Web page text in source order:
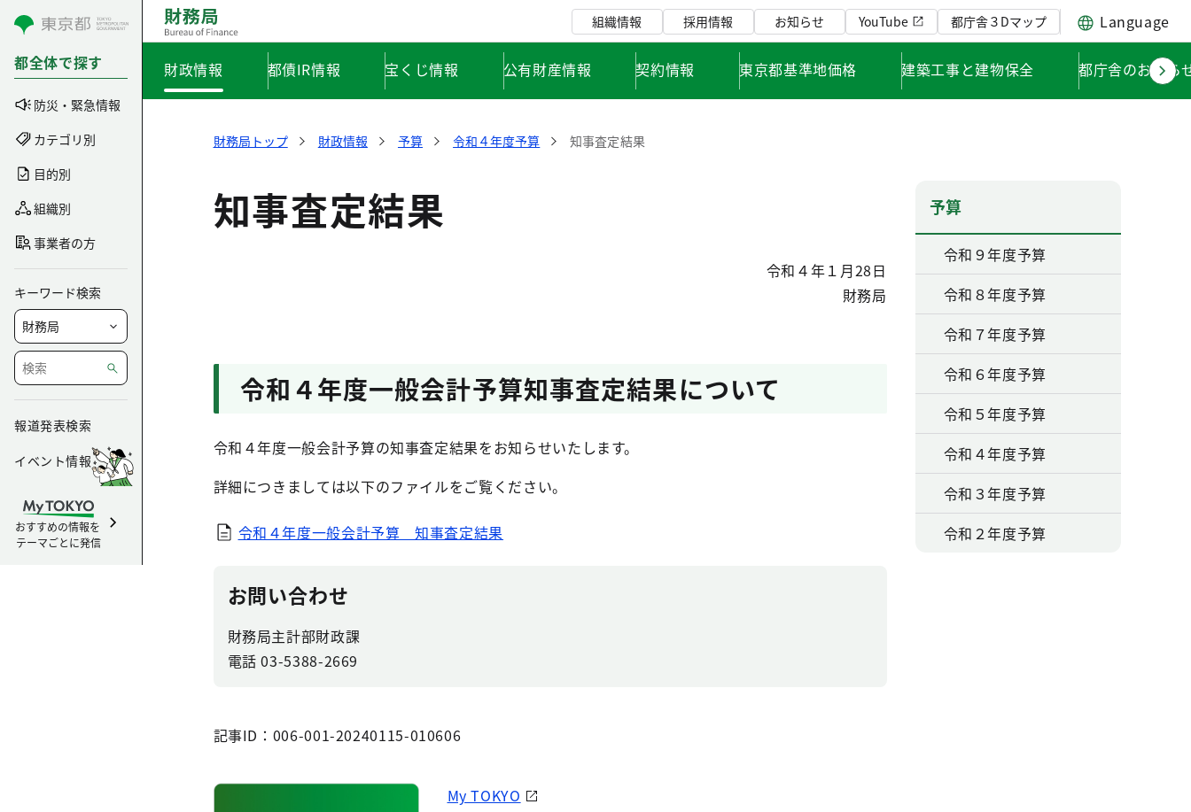
コンテンツにスキップ
都全体で探す
防災・緊急情報
カテゴリ別
目的別
組織別
事業者の方
キーワード検索
報道発表検索
イベント情報
おすすめの情報を
テーマごとに発信
組織情報 採用情報 お知らせ YouTube 都庁舎３Dマップ Language
財政情報 都債IR情報 宝くじ情報 公有財産情報 契約情報 東京都基準地価格 建築工事と建物保全 都庁舎のお知ら
財務局トップ 財政情報 予算 令和４年度予算 知事査定結果
知事査定結果
令和４年１月28日
財務局
令和４年度一般会計予算知事査定結果について
令和４年度一般会計予算の知事査定結果をお知らせいたします。
詳細につきましては以下のファイルをご覧ください。
令和４年度一般会計予算 知事査定結果
お問い合わせ
財務局主計部財政課
電話 03-5388-2669
記事ID：006-001-20240115-010606
My TOKYO
予算
令和９年度予算
令和８年度予算
令和７年度予算
令和６年度予算
令和５年度予算
令和４年度予算
令和３年度予算
令和２年度予算